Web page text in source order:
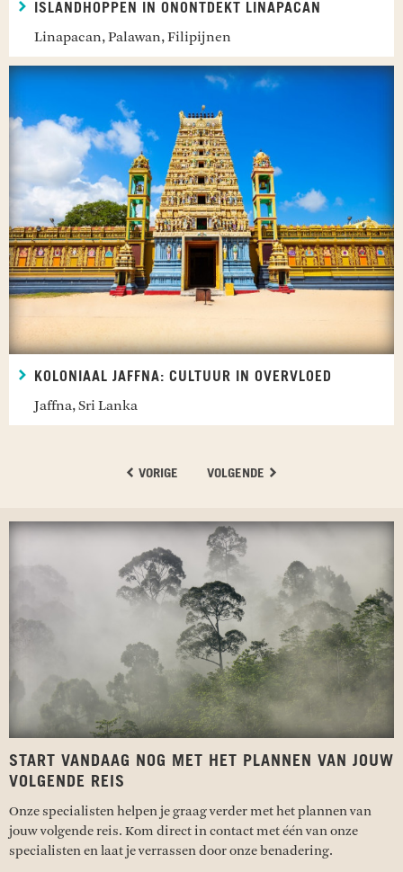
ISLANDHOPPEN IN ONONTDEKT LINAPACAN
Linapacan, Palawan, Filipijnen
KOLONIAAL JAFFNA: CULTUUR IN OVERVLOED
Jaffna, Sri Lanka
VORIGE VOLGENDE
START VANDAAG NOG MET HET PLANNEN VAN JOUW
VOLGENDE REIS
Onze specialisten helpen je graag verder met het plannen van
jouw volgende reis. Kom direct in contact met één van onze
specialisten en laat je verrassen door onze benadering.